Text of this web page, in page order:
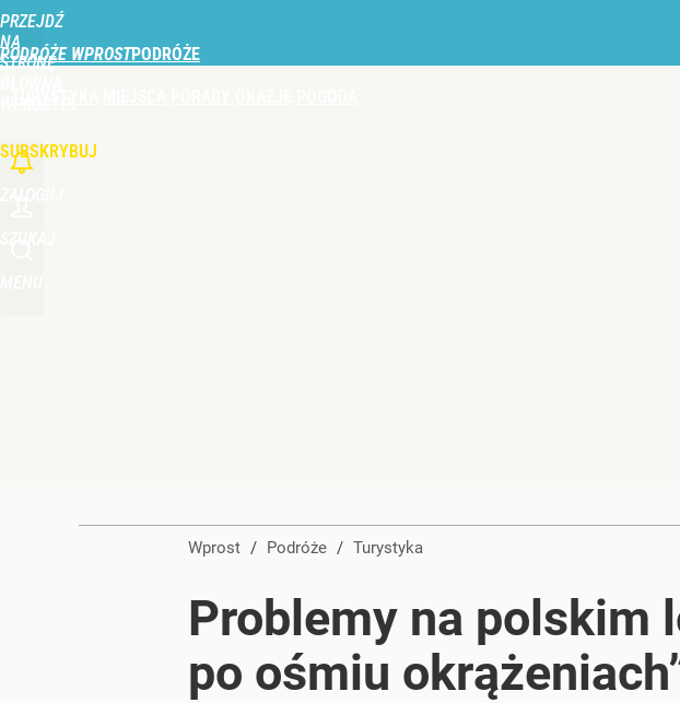
PRZEJDŹ
NA
STRONĘ
PODRÓŻE WPROST
SUBSKRYBUJ
Wprost / Podróże / Turystyka
Problemy na polskim
po ośmiu